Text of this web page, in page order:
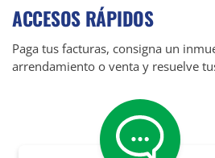
ACCESOS RÁPIDOS
Paga tus facturas, consigna un
arrendamiento o venta y resuelve